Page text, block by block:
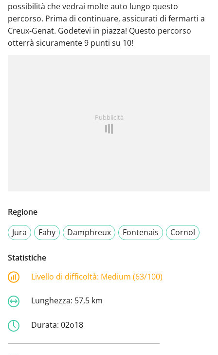
possibilità che vedrai molte auto lungo questo
percorso. Prima di continuare, assicurati di fermarti a
Creux-Genat. Godetevi in piazza! Questo percorso
otterrà sicuramente 9 punti su 10!
Pubblicità
Regione
Jura
Fahy Damphreux Fontenais Cornol
Statistiche
Livello di difficoltà: Medium (63/100)
Lunghezza: 57,5 km
Durata: 02o18